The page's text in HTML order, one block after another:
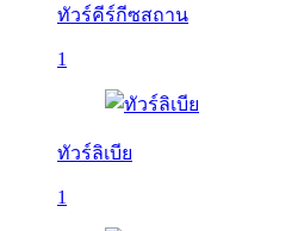
ทัวร์คีร์กีซสถาน
1
ทัวร์ลิเบีย
1